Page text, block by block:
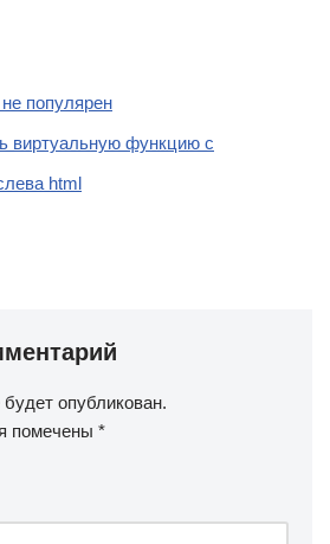
популярен
виртуальную функцию c
html
опубликован.
помечены *